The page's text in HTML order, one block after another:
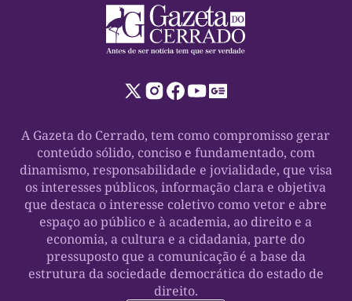
A Gazeta do Cerrado, tem como compromisso gerar
conteúdo sólido, conciso e fundamentado, com
dinamismo, responsabilidade e jovialidade, que visa
os interesses públicos, informação clara e objetiva
que destaca o interesse coletivo como vetor e abre
espaço ao público e à academia, ao direito e a
economia, a cultura e a cidadania, parte do
pressuposto que a comunicação é a base da
estrutura da sociedade democrática do estado de
direito.